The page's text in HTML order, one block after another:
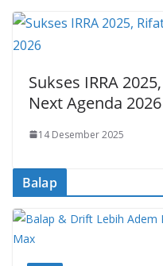
Sukses IRRA
Next Agenda 2026
14 Desember 2025
Balap